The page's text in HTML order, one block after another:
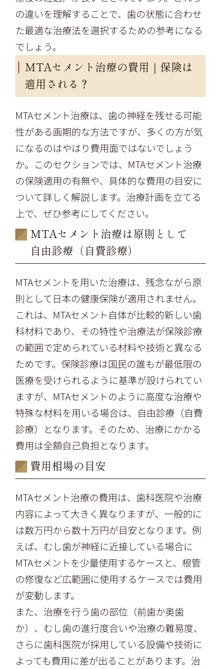
の違いを理解することで、歯の状態に合わせ
た最適な治療法を選択するための参考になる
でしょう。
MTAセメント治療の費用｜保険は
適用される？
MTAセメント治療は、歯の神経を残せる可能
性がある画期的な方法ですが、多くの方が気
になるのはやはり費用面ではないでしょう
か。このセクションでは、MTAセメント治療
の保険適用の有無や、具体的な費用の目安に
ついて詳しく解説します。治療計画を立てる
上で、ぜひ参考にしてください。
MTAセメント治療は原則として
自由診療（自費診療）
MTAセメントを用いた治療は、残念ながら原
則として日本の健康保険が適用されません。
これは、MTAセメント自体が比較的新しい歯
科材料であり、その特性や治療法が保険診療
の範囲で定められている材料や技術と異なる
ためです。保険診療は国民の誰もが最低限の
医療を受けられるように基準が設けられてい
ますが、MTAセメントのように高度な治療や
特殊な材料を用いる場合は、自由診療（自費
診療）となります。そのため、治療にかかる
費用は全額自己負担となります。
費用相場の目安
MTAセメント治療の費用は、歯科医院や治療
内容によって大きく異なりますが、一般的に
は数万円から数十万円が目安となります。例
えば、むし歯が神経に近接している場合に
MTAセメントを少量使用するケースと、根管
の修復など広範囲に使用するケースでは費用
が変動します。
また、治療を行う歯の部位（前歯か奥歯
か）、むし歯の進行度合いや治療の難易度、
さらに歯科医院が採用している設備や技術に
よっても費用に差が出ることがあります。治